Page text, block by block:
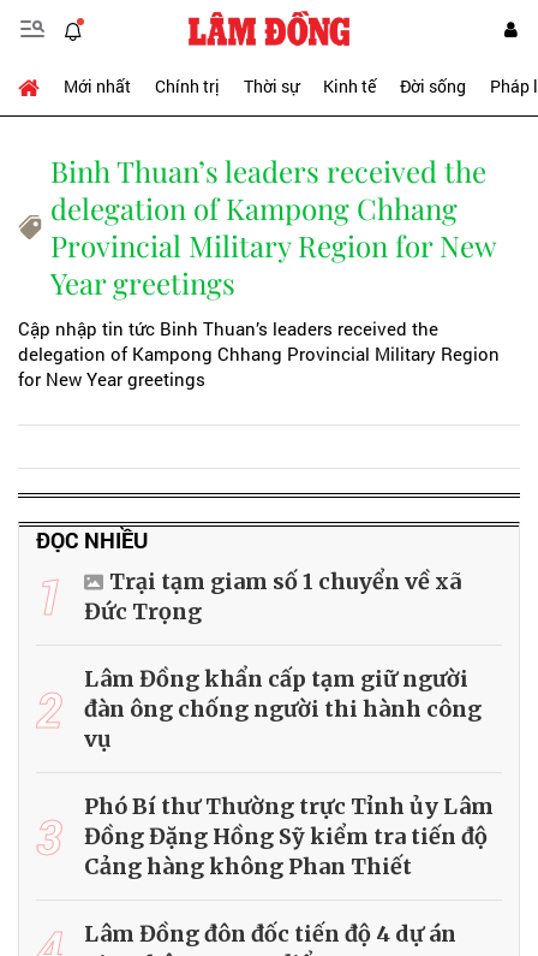
Mới nhất Chính trị Thời sự Kinh tế Đời sống Pháp
Binh Thuan’s leaders received the
delegation of Kampong Chhang
Provincial Military Region for New
Year greetings
Cập nhập tin tức Binh Thuan’s leaders received the
delegation of Kampong Chhang Provincial Military Region
for New Year greetings
ĐỌC NHIỀU
1
Trại tạm giam số 1 chuyển về xã
Đức Trọng
2
Lâm Đồng khẩn cấp tạm giữ người
đàn ông chống người thi hành công
vụ
3
Phó Bí thư Thường trực Tỉnh ủy Lâm
Đồng Đặng Hồng Sỹ kiểm tra tiến độ
Cảng hàng không Phan Thiết
Lâm Đồng đôn đốc tiến độ 4 dự án